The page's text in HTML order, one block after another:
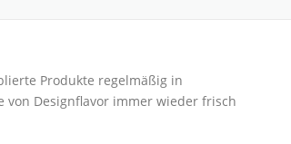
Produkte regelmäßig in
von Designflavor immer wieder frisch